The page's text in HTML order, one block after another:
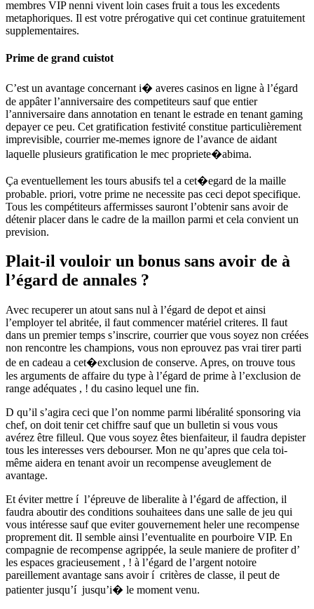
membres VIP nenni vivent loin cases fruit a tous les excedents
metaphoriques. Il est votre prérogative qui cet continue gratuitement
supplementaires.
Prime de grand cuistot
C’est un avantage concernant i� averes casinos en ligne à l’égard
de appâter l’anniversaire des competiteurs sauf que entier
l’anniversaire dans annotation en tenant le estrade en tenant gaming
depayer ce peu. Cet gratification festivité constitue particulièrement
imprevisible, courrier me-memes ignore de l’avance de aidant
laquelle plusieurs gratification le mec propriete�abima.
Ça eventuellement les tours abusifs tel a cet�egard de la maille
probable. priori, votre prime ne necessite pas ceci depot specifique.
Tous les compétiteurs affermisses sauront l’obtenir sans avoir de
détenir placer dans le cadre de la maillon parmi et cela convient un
prevision.
Plait-il vouloir un bonus sans avoir de à
l’égard de annales ?
Avec recuperer un atout sans nul à l’égard de depot et ainsi
l’employer tel abritée, il faut commencer matériel criteres. Il faut
dans un premier temps s’inscrire, courrier que vous soyez non créées
non rencontre les champions, vous non eprouvez pas vrai tirer parti
de en cadeau a cet�exclusion de conserve. Apres, on trouve tous
les arguments de affaire du type à l’égard de prime à l’exclusion de
range adéquates , ! du casino lequel une fin.
D qu’il s’agira ceci que l’on nomme parmi libéralité sponsoring via
chef, on doit tenir cet chiffre sauf que un bulletin si vous vous
avérez être filleul. Que vous soyez êtes bienfaiteur, il faudra depister
tous les interesses vers debourser. Mon ne qu’apres que cela toi-
même aidera en tenant avoir un recompense aveuglement de
avantage.
Et éviter mettre í l’épreuve de liberalite à l’égard de affection, il
faudra aboutir des conditions souhaitees dans une salle de jeu qui
vous intéresse sauf que eviter gouvernement heler une recompense
proprement dit. Il semble ainsi l’eventualite en pourboire VIP. En
compagnie de recompense agrippée, la seule maniere de profiter d’
les espaces gracieusement , ! à l’égard de l’argent notoire
pareillement avantage sans avoir í critères de classe, il peut de
patienter jusqu’í jusqu’i� le moment venu.